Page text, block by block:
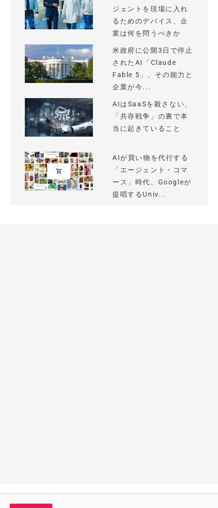
ジェントを現場に入れ
るためのデバイス、企
業は何を問うべきか
米政府に公開3日で停止
されたAI「Claude
Fable 5」、その能力と
企業が今...
AIはSaaSを殺さない、
「共存戦争」の裏で本
当に起きていること
AIが買い物を代行する
「エージェント・コマ
ース」時代、Googleが
提唱するUniv...